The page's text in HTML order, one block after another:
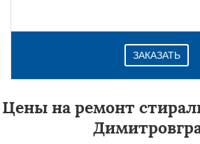
ЗАКАЗАТЬ
Цены на ремонт